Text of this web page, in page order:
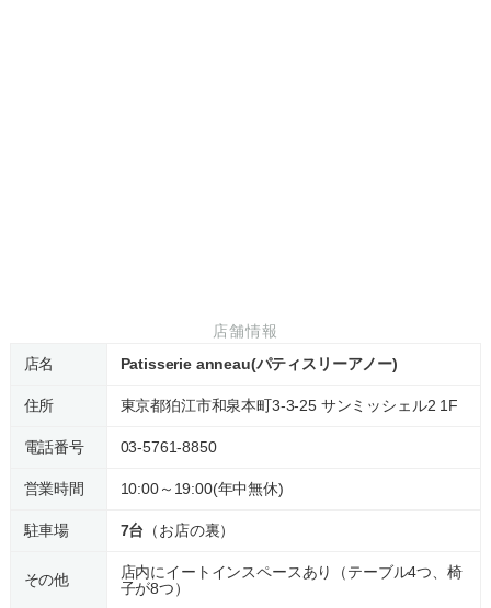
店舗情報
店名
Patisserie anneau(パティスリーアノー)
住所 東京都狛江市和泉本町3-3-25 サンミッシェル2 1F
電話番号 03-5761-8850
営業時間 10:00～19:00(年中無休)
駐車場 7台 （お店の裏）
その他
店内にイートインスペースあり（テーブル4つ、椅
子が8つ）